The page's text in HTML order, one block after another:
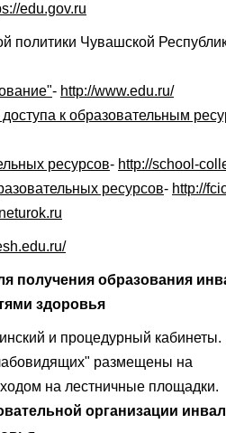
edu.gov.ru
политики Чувашской
- http://www.edu.ru/
к образовательным
ресурсов- http://school-
ресурсов- http://
получения образования
здоровья
и процедурный кабинеты.
размещены на
на лестничные площадки.
организации